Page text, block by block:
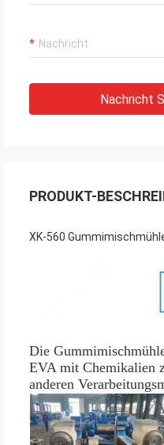
Nachricht
PRODUKT-
XK-560
Die
EVA mit Chemikalien
anderen